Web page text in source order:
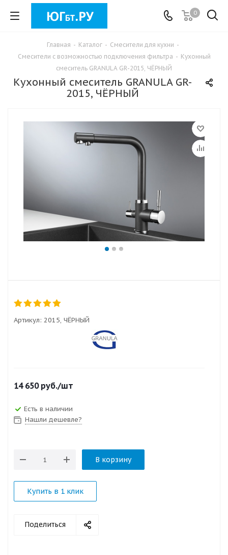
0
Главная - Каталог - Смесители для кухни -
Смесители с возможностью подключения фильтра - Кухонный
смеситель GRANULA GR-2015, ЧЁРНЫЙ
Кухонный смеситель GRANULA GR-
2015, ЧЁРНЫЙ
Артикул: 2015, ЧЁРНЫЙ
14 650руб./шт
Есть в наличии
Нашли дешевле?
В корзину
Купить в 1 клик
Поделиться